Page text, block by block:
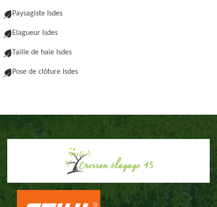
Paysagiste Isdes
Elagueur Isdes
Taille de haie Isdes
Pose de clôture Isdes